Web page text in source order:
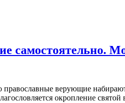
самостоятельно.
верующие
окропление